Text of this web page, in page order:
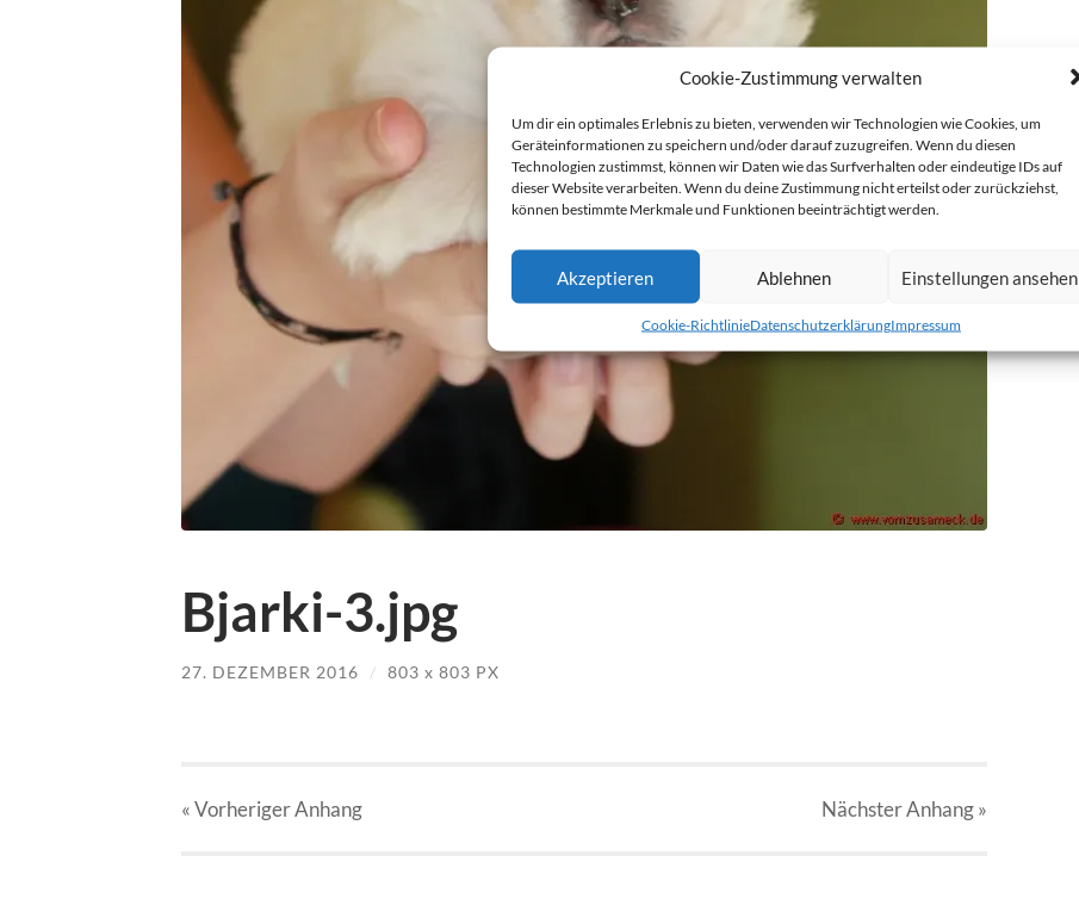
Cookie-Zustimmung verwalten
Um dir ein optimales Erlebnis zu bieten, verwenden wir Technologien wie Cookies, um
Geräteinformationen zu speichern und/oder darauf zuzugreifen. Wenn du diesen
Technologien zustimmst, können wir Daten wie das Surfverhalten oder eindeutige IDs auf
dieser Website verarbeiten. Wenn du deine Zustimmung nicht erteilst oder zurückziehst,
können bestimmte Merkmale und Funktionen beeinträchtigt werden.
Akzeptieren Ablehnen Einstellungen ansehen
Cookie-RichtlinieDatenschutzerklärungImpressum
Bjarki-3.jpg
27. DEZEMBER 2016 / 803 x 803 PX
« VorherigerAnhang NächsterAnhang»